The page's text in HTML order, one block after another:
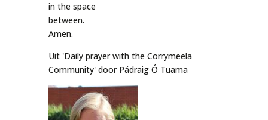
in the space
between.
Amen.
Uit 'Daily prayer with the Corrymeela
Community' door Pádraig Ó Tuama